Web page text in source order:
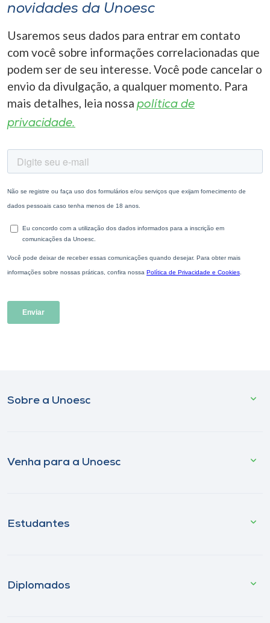
A-
novidades da Unoesc
Usaremos seus dados para entrar em contato
com você sobre informações correlacionadas que
podem ser de seu interesse. Você pode cancelar o
envio da divulgação, a qualquer momento. Para
mais detalhes, leia nossa política de
privacidade.
Sobre a Unoesc
Venha para a Unoesc
Estudantes
Diplomados